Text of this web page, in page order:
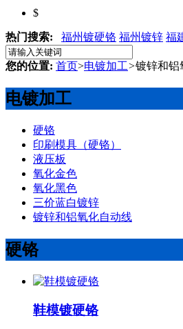
$
热门搜索: 福州镀硬铬 福州镀锌 福
您的位置: 首页>电镀加工>镀锌和铝
电镀加工
硬铬
印刷模具（硬铬）
液压板
氧化金色
氧化黑色
三价蓝白镀锌
镀锌和铝氧化自动线
硬铬
鞋模镀硬铬